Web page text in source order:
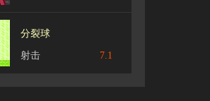
分裂球
射击 7.1